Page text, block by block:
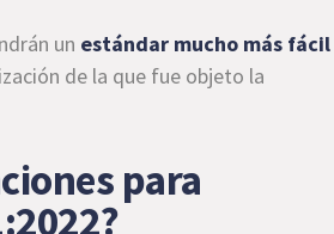
un estándar mucho más fácil
de la que fue objeto la
para